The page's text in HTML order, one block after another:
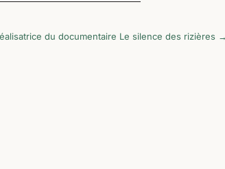
du documentaire Le silence des rizières →